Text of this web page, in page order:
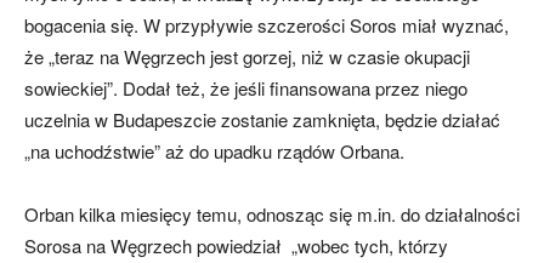
bogacenia się. W przypływie szczerości Soros miał wyznać,
że „teraz na Węgrzech jest gorzej, niż w czasie okupacji
sowieckiej”. Dodał też, że jeśli finansowana przez niego
uczelnia w Budapeszcie zostanie zamknięta, będzie działać
„na uchodźstwie” aż do upadku rządów Orbana.
Orban kilka miesięcy temu, odnosząc się m.in. do działalności
Sorosa na Węgrzech powiedział „wobec tych, którzy